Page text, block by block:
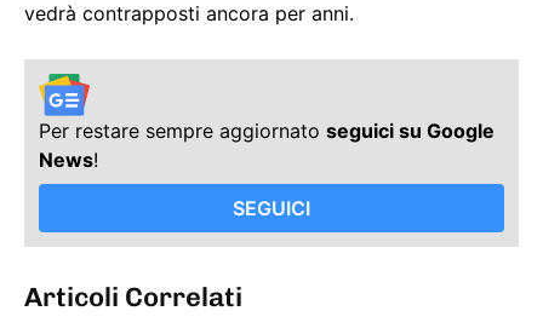
vedrà contrapposti ancora per anni.
Per restare sempre aggiornato seguici su Google
News!
SEGUICI
Articoli Correlati